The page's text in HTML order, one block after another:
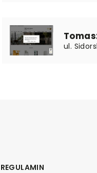
ul.
REGULAMIN